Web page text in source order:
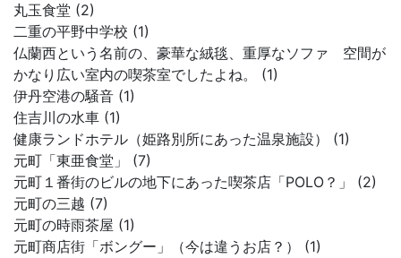
丸玉食堂 (2)
二重の平野中学校 (1)
仏蘭西という名前の、豪華な絨毯、重厚なソファ 空間が
かなり広い室内の喫茶室でしたよね。 (1)
伊丹空港の騒音 (1)
住吉川の水車 (1)
健康ランドホテル（姫路別所にあった温泉施設） (1)
元町「東亜食堂」 (7)
元町１番街のビルの地下にあった喫茶店「POLO？」 (2)
元町の三越 (7)
元町の時雨茶屋 (1)
元町商店街「ボングー」（今は違うお店？） (1)